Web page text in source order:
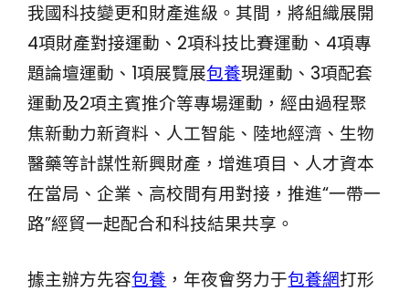
我國科技變更和財產進級。其間，將組織展開
4項財產對接運動、2項科技比賽運動、4項專
題論壇運動、1項展覽展包養現運動、3項配套
運動及2項主賓推介等專場運動，經由過程聚
焦新動力新資料、人工智能、陸地經濟、生物
醫藥等計謀性新興財產，增進項目、人才資本
在當局、企業、高校間有用對接，推進“一帶一
路”經貿一起配合和科技結果共享。
據主辦方先容包養 ，年夜會努力于包養網打形